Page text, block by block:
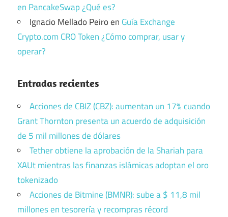
en PancakeSwap ¿Qué es?
Ignacio Mellado Peiroen Guía Exchange
Crypto.com CRO Token ¿Cómo comprar, usar y
operar?
Entradas recientes
Acciones de CBIZ (CBZ): aumentan un 17% cuando
Grant Thornton presenta un acuerdo de adquisición
de 5 mil millones de dólares
Tether obtiene la aprobación de la Shariah para
XAUt mientras las finanzas islámicas adoptan el oro
tokenizado
Acciones de Bitmine (BMNR): sube a $ 11,8 mil
millones en tesorería y recompras récord